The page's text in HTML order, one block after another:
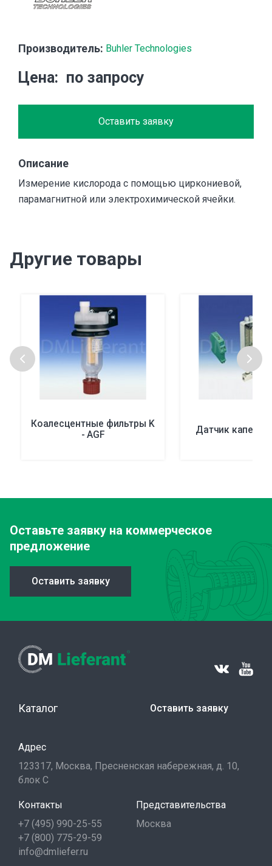
Производитель: Buhler Technologies
Цена по запросу
Оставить заявку
Описание
Измерение кислорода с помощью циркониевой,
парамагнитной или электрохимической ячейки.
Другие товары
Коалесцентные фильтры K
- AGF Датчик
Оставьте заявку на коммерческое
предложение
Оставить заявку
Каталог Оставить заявку
Адрес
123317, Москва, Пресненская набережная, д. 10,
блок С
Контакты
+7 (495) 990-25-55
+7 (800) 775-29-59
info@dmliefer.ru
Представительства
Москва